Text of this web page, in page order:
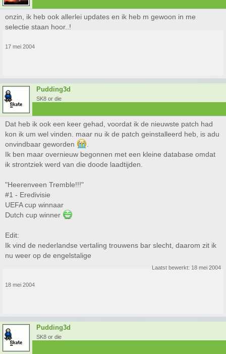
onzin, ik heb ook allerlei updates en ik heb m gewoon in me
selectie staan hoor..!
17 mei 2004
Pudding3d
SK8 or die
Dat heb ik ook een keer gehad, voordat ik de nieuwste patch had
kon ik um wel vinden. maar nu ik de patch geinstalleerd heb, is adu
onvindbaar geworden
Ik ben maar overnieuw begonnen met een kleine database omdat
ik strontziek werd van die doode laadtijden.
"Heerenveen Tremble!!!"
#1 - Eredivisie
UEFA cup winnaar
Dutch cup winner
Edit:
Ik vind de nederlandse vertaling trouwens bar slecht, daarom zit ik
nu weer op de engelstalige
Laatst bewerkt: 18 mei 2004
18 mei 2004
Pudding3d
SK8 or die